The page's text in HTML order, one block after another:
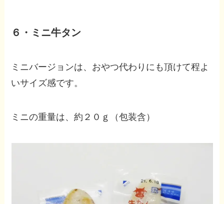
６・ミニ牛タン
ミニバージョンは、おやつ代わりにも頂けて程よ
いサイズ感です。
ミニの重量は、約２０ｇ（包装含）